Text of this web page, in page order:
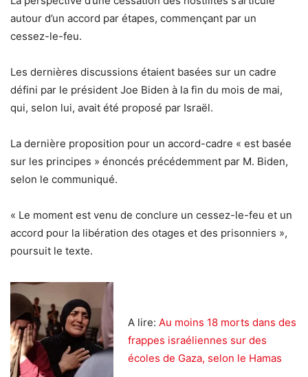
autour d’un accord par étapes, commençant par un
cessez-le-feu.
Les dernières discussions étaient basées sur un cadre
défini par le président Joe Biden à la fin du mois de mai,
qui, selon lui, avait été proposé par Israël.
La dernière proposition pour un accord-cadre « est basée
sur les principes » énoncés précédemment par M. Biden,
selon le communiqué.
« Le moment est venu de conclure un cessez-le-feu et un
accord pour la libération des otages et des prisonniers »,
poursuit le texte.
A lire: Au moins 18 morts dans des
frappes israéliennes sur des
écoles de Gaza, selon le Hamas